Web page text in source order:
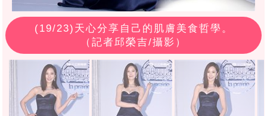
(19/23)天心分享自己的肌膚美食哲學。
（記者邱榮吉/攝影）